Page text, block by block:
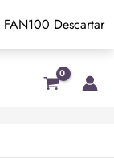
Descartar